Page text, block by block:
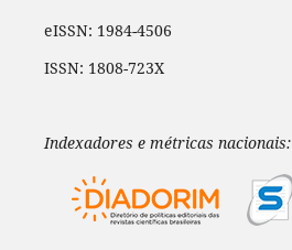
eISSN: 1984-4506
ISSN: 1808-723X
Indexadores e métricas nacionais: